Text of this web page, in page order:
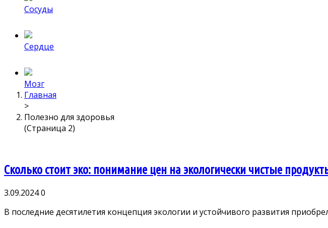
Сосуды
Сердце
Мозг
Главная
>
Полезно для здоровья
(Страница 2)
Сколько стоит эко: понимание цен на экологически чистые
3.09.20240
В последние десятилетия концепция экологии и устойчивого развития